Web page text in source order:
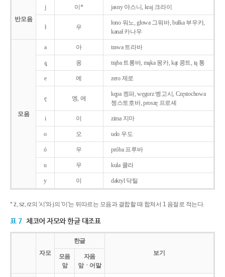
반모음
j 이* jasny 야스니, kraj 크라이
ł 우
łono 워노, głowa 그워바, bułka 부우카,
kanał 카나우
모음
a 아 trawa 트라바
ą̨ 옹 trąba 트롱바, mąka 몽카, kąt 콩트, tą 통
e 에 zero 제로
ę 엥, 에
kępa 켕파, węgorz 벵고시, Częstochowa
쳉스토호바, proszę 프로셰
i 이 zima 지마
o 오 udo 우도
ó 우 próba 프루바
u 우 kula 쿨라
y 이 daktyl 닥틸
* ż, sz, rz의 '시'와 j의 '이'는 뒤따르는 모음과 결합할 때 합쳐서 1 음절로 적는다.
표 7 체코어 자모와 한글 대조표
자모
한글
보기
모음
앞
자음
앞ㆍ어말